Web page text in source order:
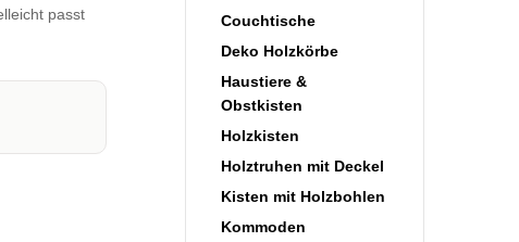
passt
Couchtische
Deko Holzkörbe
Haustiere &
Obstkisten
Holzkisten
Holztruhen mit Deckel
Kisten mit Holzbohlen
Kommoden